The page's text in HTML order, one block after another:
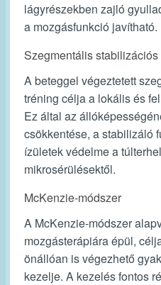
lágyrészekben zajló
a mozgásfunkció javítható.
Szegmentális stabilizációs
A beteggel végeztetett
tréning célja a lokális és
Ez által az
csökkentése, a stabilizáló
ízületek védelme a
mikrosérülésektől.
McKenzie-módszer
A McKenzie-módszer
mozgásterápiára épül,
önállóan is végezhető
kezelje. A kezelés fontos